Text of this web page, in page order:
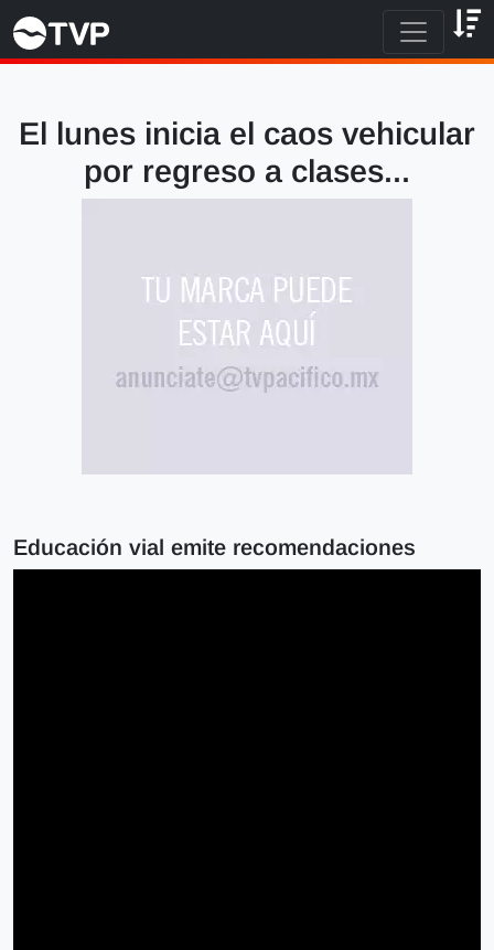
El lunes inicia el caos vehicular
por regreso a clases...
Educación vial emite recomendaciones